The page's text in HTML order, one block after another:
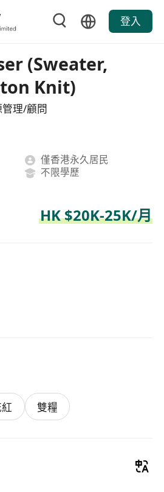
登入
(Sweater,
Knit)
管理/顧問
僅香港永久居民
不限學歷
HK $20K-25K/月
雙糧